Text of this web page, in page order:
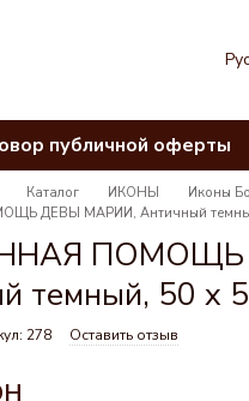
публичной оферты
Каталог ИКОНЫ
Иконы
ДЕВЫ МАРИИ, Античный
темный, 50 х
278 Оставить отзыв